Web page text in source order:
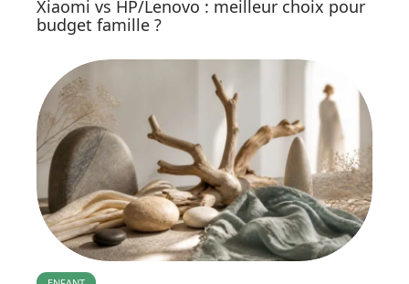
Xiaomi vs HP/Lenovo : meilleur choix pour
budget famille ?